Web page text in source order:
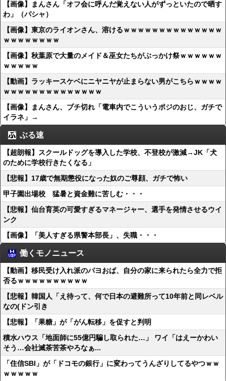
【画像】まんさん「オフ会に呼んだ覚えない人がずっといたので晒す
わ」（パシャ）
【画像】東京のライオンさん、溶けるｗｗｗｗｗｗｗｗｗｗｗｗｗｗ
ｗｗｗｗｗｗｗｗ
【画像】秋葉原で大量のメイド＆巫女たちがぶっかけ祭ｗｗｗｗｗｗ
ｗｗｗｗｗ
【動画】ラッキースケベにニヤニヤが止まらない男がこちらｗｗｗｗ
ｗｗｗｗｗｗｗｗｗｗｗｗｗｗ
【画像】まんさん、ブチ切れ「電車内でこういうポジのおじ、ガチで
イラネ」→
ぶる速
【超朗報】スクールドッグを導入した学校、不登校が激減→JK「犬
のために学校行きたくなる」
【悲報】17歳で無期懲役になった奴のご尊顔、ガチで怖い
甲子園出場校 猛暑と資金難に苦しむ・・・
【悲報】仙台育英の可愛すぎるマネージャー、選手を発情させるウイ
ンク
【画像】「美人すぎる県警本部長」、失職・・・
働くモノニュース
【動画】移民受け入れ派のパヨおば、自分の家に来られたら全力で拒
否るｗｗｗｗｗｗｗｗｗｗ
【悲報】韓国人「え待って、何で日本の避難所って10年前と同レベル
なの(ドン引き
【悲報】「果糖」が「がん転移」を促すと判明
積水ハウス「地面師に55億円騙し取られた…」 ワイ「はえーかわい
そう…会社滅茶苦茶やろなぁ...
「住信SBI」が「ドコモの銀行」に変わってうんざりしてるやつｗｗ
ｗｗｗｗｗ